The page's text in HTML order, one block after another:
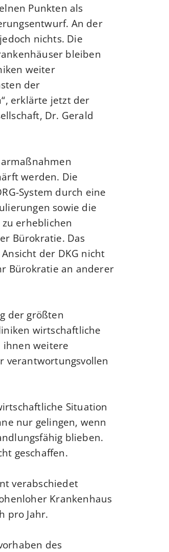
Punkten als
An der
nichts. Die
bleiben
weiter
der
erklärte jetzt der
Dr. Gerald
werden. Die
System durch eine
sowie die
erheblichen
Bürokratie. Das
der DKG nicht
Bürokratie an anderer
der größten
wirtschaftliche
ihnen weitere
verantwortungsvollen
Situation
nur gelingen, wenn
blieben.
geschaffen.
verabschiedet
Krankenhaus
pro Jahr.
des